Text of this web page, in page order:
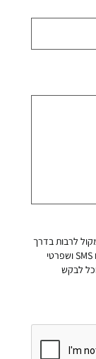
לרבות בדרך
של שירותי דיוור ישיר באמצעות דוא״ל,פקס, או SMS ושפרטי
לבקש